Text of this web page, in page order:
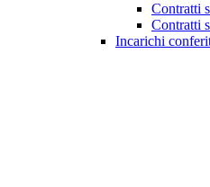
Contratti
Contratti
Incarichi